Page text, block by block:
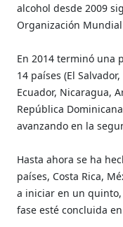
alcohol desde 2009
Organización
En 2014 terminó una
14 países (El
Ecuador, Nicaragua,
República
avanzando en la
Hasta ahora se ha
países, Costa Rica,
a iniciar en un
fase esté concluida